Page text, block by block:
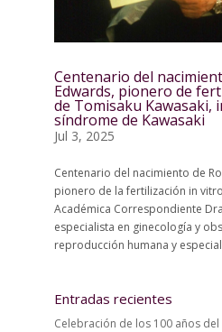
Centenario del
Edwards, pionero de
de Tomisaku Kawasaki,
síndrome de Kawasaki
Jul 3, 2025
Centenario del nacimiento de
pionero de la fertilización in
Académica Correspondiente
especialista en ginecología y
reproducción humana y
Entradas recientes
Celebración de los 100 años